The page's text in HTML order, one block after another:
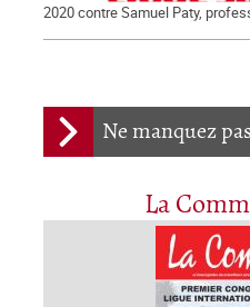
Ne manquez
La
2020 contre Samuel Paty,